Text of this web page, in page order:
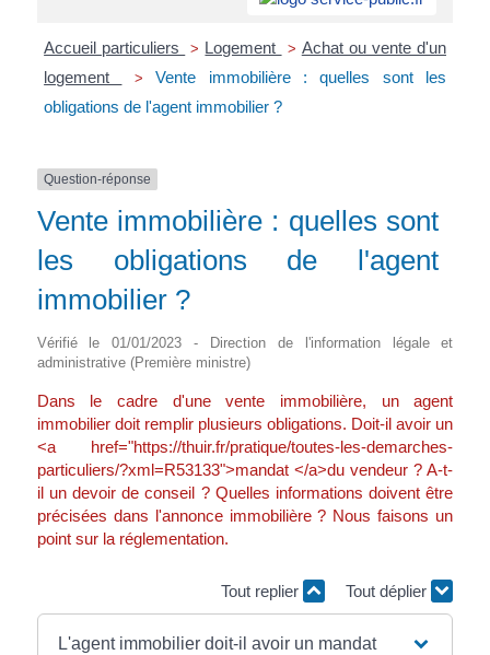
Accueil particuliers > Logement > Achat ou vente d'un
logement
>
Vente immobilière : quelles sont les
obligations de l'agent immobilier ?
Question-réponse
Vente immobilière : quelles sont
les obligations de l'agent
immobilier ?
Vérifié le 01/01/2023 - Direction de l'information légale et
administrative (Première ministre)
Dans le cadre d'une vente immobilière, un agent
immobilier doit remplir plusieurs obligations. Doit-il avoir un
<a href="https://thuir.fr/pratique/toutes-les-demarches-
particuliers/?xml=R53133">mandat </a>du vendeur ? A-t-
il un devoir de conseil ? Quelles informations doivent être
précisées dans l'annonce immobilière ? Nous faisons un
point sur la réglementation.
Tout replier Tout déplier
L'agent immobilier doit-il avoir un mandat